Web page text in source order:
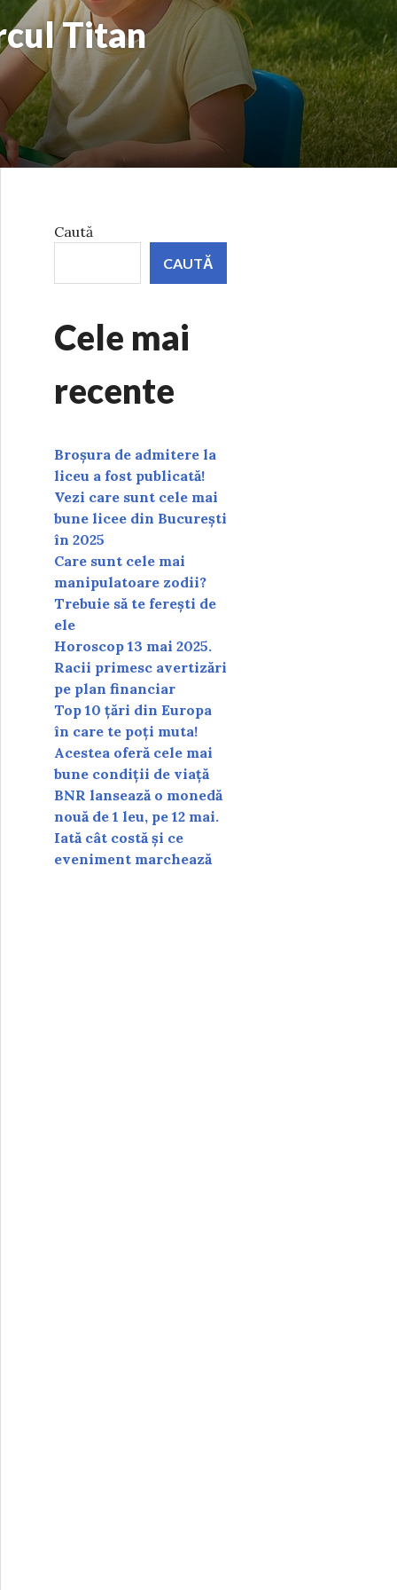
Titan
Caută
CAUTĂ
Cele mai
recente
Broșura de admitere la
liceu a fost publicată!
Vezi care sunt cele mai
bune licee din București
în 2025
Care sunt cele mai
manipulatoare zodii?
Trebuie să te ferești de
ele
Horoscop 13 mai 2025.
Racii primesc avertizări
pe plan financiar
Top 10 țări din Europa
în care te poți muta!
Acestea oferă cele mai
bune condiții de viață
BNR lansează o monedă
nouă de 1 leu, pe 12 mai.
Iată cât costă și ce
eveniment marchează